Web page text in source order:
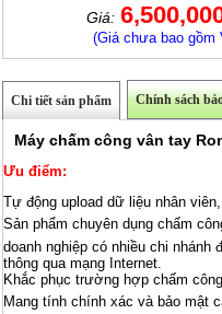
Giá:
(Giá chưa bao gồm
Chi tiết sản phẩm Chính sách
Máy chấm công vân tay
Ưu điểm:
Tự động upload dữ liệu nhân
Sản phẩm chuyên dụng chấm
doanh nghiệp có nhiều chi nhánh
thông qua mạng Internet.
Khắc phục trường hợp chấm
Mang tính chính xác và bảo mật